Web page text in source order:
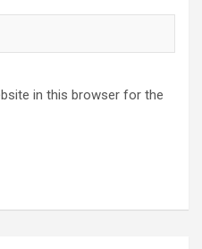
in this browser for the